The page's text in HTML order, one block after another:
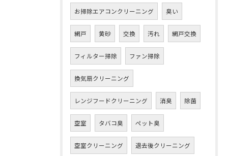
お掃除エアコンクリーニング 臭い
網戸 黄砂 交換 汚れ 網戸交換
フィルター掃除 ファン掃除
換気扇クリーニング
レンジフードクリーニング 消臭 除菌
空室 タバコ臭 ペット臭
空室クリーニング 退去後クリーニング